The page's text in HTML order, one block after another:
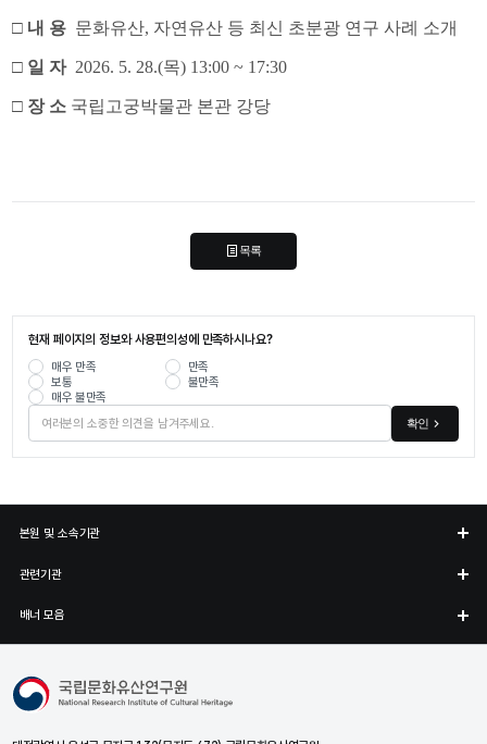
□ 내 용 문화유산, 자연유산 등 최신 초분광 연구 사례 소개
□ 일 자 2026. 5. 28.(목) 13:00 ~ 17:30
□ 장 소 국립고궁박물관 본관 강당
목록
현재 페이지의 정보와 사용편의성에 만족하시나요?
매우 만족
만족
보통
불만족
매우 불만족
확인
본원 및 소속기관
관련기관
배너 모음
국립문화유산연구원